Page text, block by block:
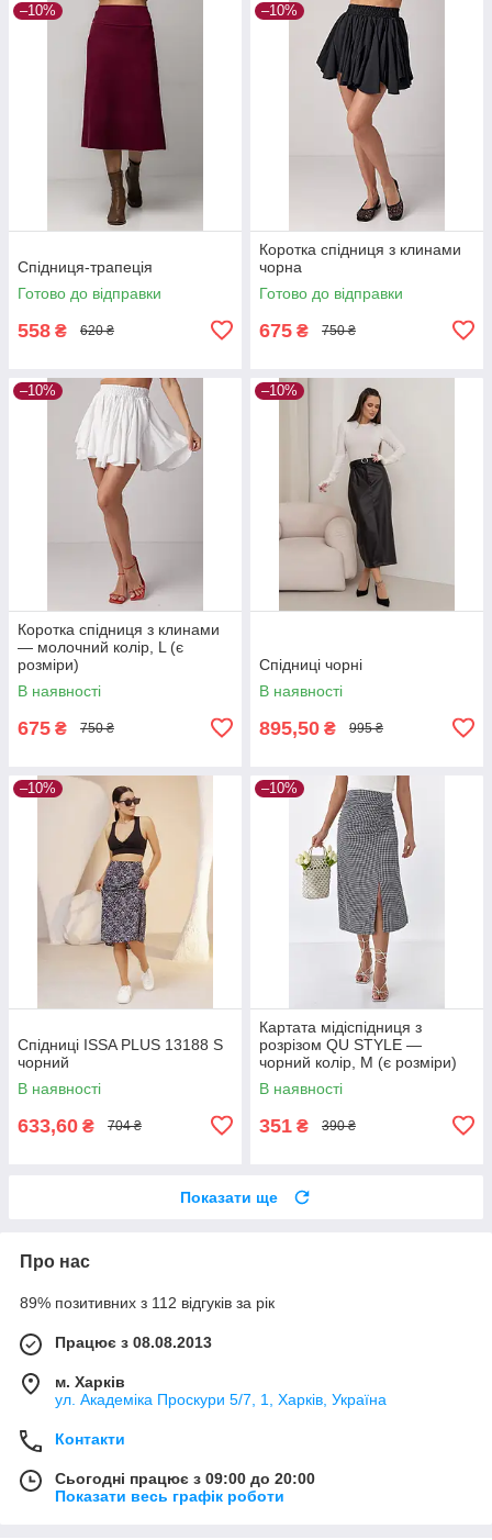
–10%
Спідниця-трапеція
Готово до відправки
558 ₴ 620 ₴
–10%
Коротка спідниця з клинами
чорна
Готово до відправки
675 ₴ 750 ₴
–10%
Коротка спідниця з клинами
— молочний колір, L (є
розміри)
В наявності
675 ₴ 750 ₴
–10%
Спідниці чорні
В наявності
895,50 ₴ 995 ₴
–10%
Спідниці ISSA PLUS 13188 S
чорний
В наявності
633,60 ₴ 704 ₴
–10%
Картата мідіспідниця з
розрізом QU STYLE —
чорний колір, M (є розміри)
В наявності
351 ₴ 390 ₴
Показати ще
Про нас
89% позитивних з 112 відгуків за рік
Працює з 08.08.2013
м. Харків
ул. Академіка Проскури 5/7, 1, Харків, Україна
Контакти
Сьогодні працює з 09:00 до 20:00
Показати весь графік роботи